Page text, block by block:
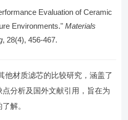
Evaluation of Ceramic
Environments."Materials
, 28(4), 456-467.
他材质滤芯的比较研究，涵盖了
分析及国外文献引用，旨在为
解。